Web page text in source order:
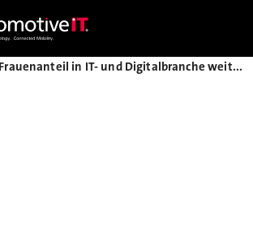
Frauenanteil in IT- und Digitalbranche weiterhin zu gering